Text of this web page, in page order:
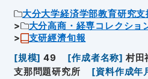
大分大学経済学部教育研究支
大分高商・経専コレクショ
支研經濟旬報
[規模] 49 [作成者名称] 村田
支那問題研究所
[資料作成年